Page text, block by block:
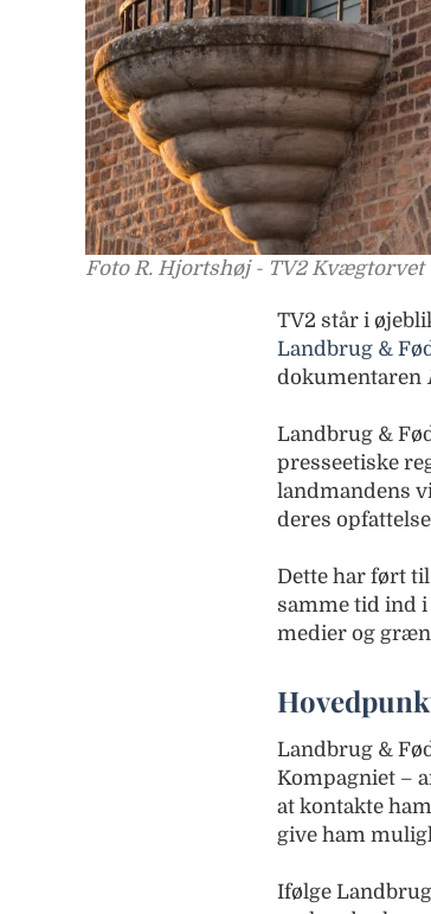
Foto R. Hjortshøj - TV2
TV2 står i
Landbrug &
dokumentaren
Landbrug &
presseetiske
landmandens
deres
Dette har ført
samme tid ind i
medier og
Landbrug &
Kompagniet –
at kontakte
give ham
Ifølge